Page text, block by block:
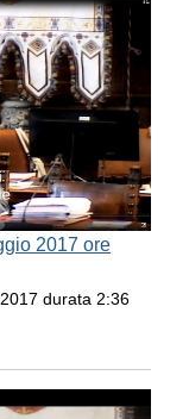
2017 ore
durata 2:36